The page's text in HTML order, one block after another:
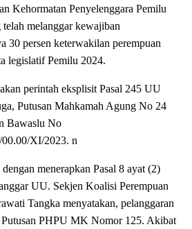
Kehormatan Penyelenggara Pemilu
melanggar kewajiban
30 persen keterwakilan perempuan
legislatif Pemilu 2024.
perintah eksplisit Pasal 245 UU
Putusan Mahkamah Agung No 24
Bawaslu No
XI/2023. n
menerapkan Pasal 8 ayat (2)
UU. Sekjen Koalisi Perempuan
Tangka menyatakan, pelanggaran
PHPU MK Nomor 125. Akibat